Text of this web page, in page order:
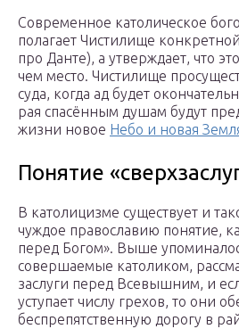
Современное католическое
полагает Чистилище
про Данте), а утверждает, что
чем место. Чистилище
суда, когда ад будет
рая спасённым душам будут
жизни новое Небо и новая
Понятие
В католицизме существует и
чуждое православию понятие,
перед Богом». Выше
совершаемые католиком,
заслуги перед Всевышним, и
уступает числу грехов, то они
беспрепятственную дорогу в